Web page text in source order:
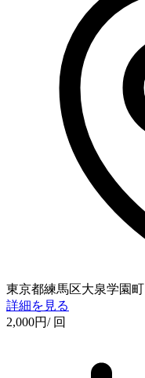
東京都練馬区大泉学園町
詳細を見る
2,000円/ 回